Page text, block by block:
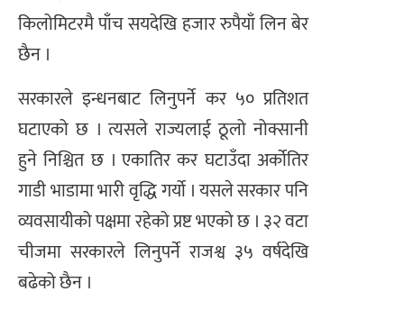
किलोमिटरमै पाँच सयदेखि हजार रुपैयाँ लिन बेर
छैन ।
सरकारले इन्धनबाट लिनुपर्ने कर ५० प्रतिशत
घटाएको छ । त्यसले राज्यलाई ठूलो नोक्सानी
हुने निश्चित छ । एकातिर कर घटाउँदा अर्कोतिर
गाडी भाडामा भारी वृद्धि गर्यो । यसले सरकार पनि
व्यवसायीको पक्षमा रहेको प्रष्ट भएको छ । ३२ वटा
चीजमा सरकारले लिनुपर्ने राजश्व ३५ वर्षदेखि
बढेको छैन ।